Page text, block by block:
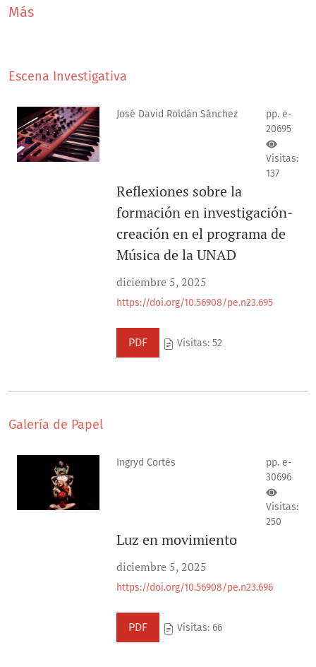
trabajo para investigaciones posteriores en el área y que
Más
Escena Investigativa
José David Roldán Sánchez
pp. e-
20695
Visitas:
137
Reflexiones sobre la
formación en investigación-
creación en el programa de
Música de la UNAD
diciembre 5, 2025
https://doi.org/10.56908/pe.n23.695
PDF Visitas: 52
Galería de Papel
Ingryd Cortés
pp. e-
30696
Visitas:
250
Luz en movimiento
diciembre 5, 2025
https://doi.org/10.56908/pe.n23.696
PDF Visitas: 66